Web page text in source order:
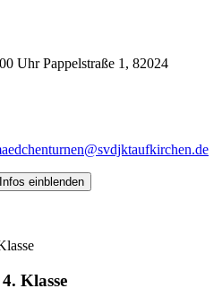
UhrPappelstraße 1, 82024
einblenden
Klasse